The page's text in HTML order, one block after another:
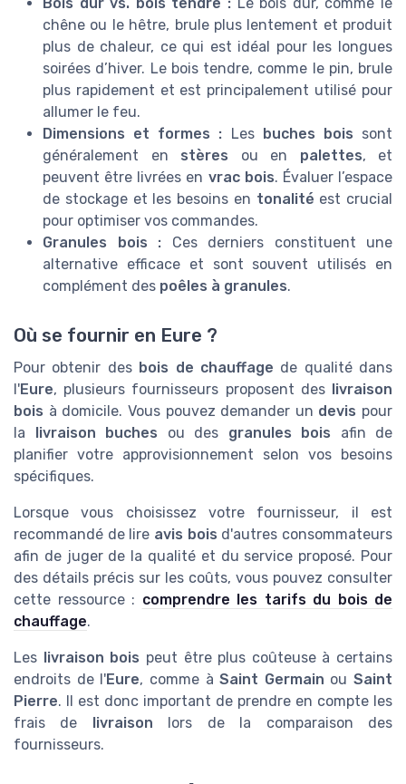
Bois dur vs. bois tendre : Le bois dur, comme le
chêne ou le hêtre, brule plus lentement et produit
plus de chaleur, ce qui est idéal pour les longues
soirées d’hiver. Le bois tendre, comme le pin, brule
plus rapidement et est principalement utilisé pour
allumer le feu.
Dimensions et formes : Les buches bois sont
généralement en stères ou en palettes, et
peuvent être livrées en vrac bois. Évaluer l’espace
de stockage et les besoins en tonalité est crucial
pour optimiser vos commandes.
Granules bois : Ces derniers constituent une
alternative efficace et sont souvent utilisés en
complément des poêles à granules.
Où se fournir en Eure ?
Pour obtenir des bois de chauffage de qualité dans
l'Eure, plusieurs fournisseurs proposent des livraison
bois à domicile. Vous pouvez demander un devis pour
la livraison buches ou des granules bois afin de
planifier votre approvisionnement selon vos besoins
spécifiques.
Lorsque vous choisissez votre fournisseur, il est
recommandé de lire avis bois d'autres consommateurs
afin de juger de la qualité et du service proposé. Pour
des détails précis sur les coûts, vous pouvez consulter
cette ressource : comprendre les tarifs du bois de
chauffage.
Les livraison bois peut être plus coûteuse à certains
endroits de l'Eure, comme àSaint Germain ou Saint
Pierre. Il est donc important de prendre en compte les
frais de livraison lors de la comparaison des
fournisseurs.